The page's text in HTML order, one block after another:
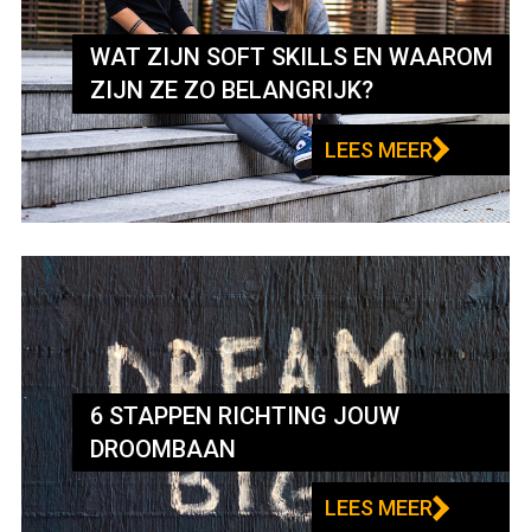
WAT ZIJN SOFT SKILLS EN WAAROM
ZIJN ZE ZO BELANGRIJK?
LEES MEER
6 STAPPEN RICHTING JOUW
DROOMBAAN
LEES MEER